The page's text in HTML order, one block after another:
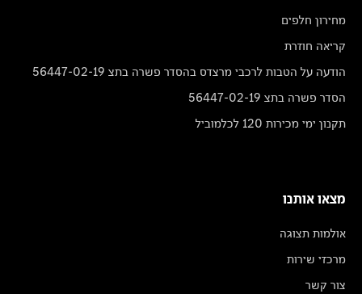
מחירון חלפים
קריאה חוזרת
הודעה על הטבות לרכבי מרצדס בהסדר פשרה בתצ 56447-02-19
הסדר פשרה בתצ 56447-02-19
תקנון ימי מכירות 120 לכלמוביל
מצאו אותנו
אולמות תצוגה
מרכזי שירות
צור קשר